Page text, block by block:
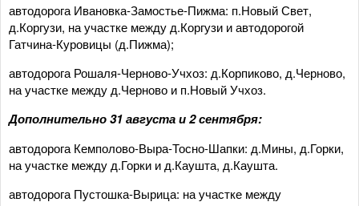
автодорога Ивановка-Замостье-Пижма: п.Новый Свет,
д.Коргузи, на участке между д.Коргузи и автодорогой
Гатчина-Куровицы (д.Пижма);
автодорога Рошаля-Черново-Учхоз: д.Корпиково, д.Черново,
на участке между д.Черново и п.Новый Учхоз.
Дополнительно 31 августа и 2 сентября:
автодорога Кемполово-Выра-Тосно-Шапки: д.Мины, д.Горки,
на участке между д.Горки и д.Каушта, д.Каушта.
автодорога Пустошка-Вырица: на участке между